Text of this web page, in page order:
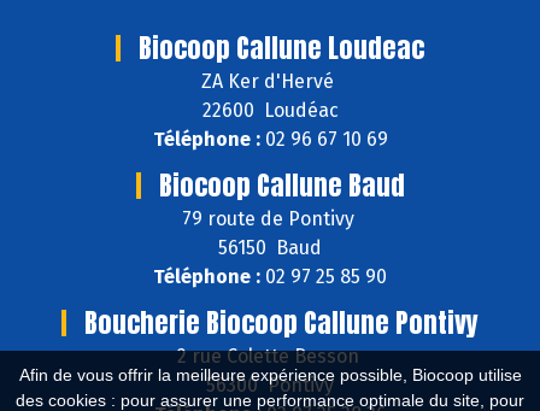
Afin de vous offrir la meilleure expérience possible, Biocoop utilise
des cookies : pour assurer une performance optimale du site, pour
Biocoop Callune Loudeac
ZA Ker d'Hervé
22600 Loudéac
Téléphone :02 96 67 10 69
Biocoop Callune Baud
79 route de Pontivy
56150 Baud
Téléphone : 02 97 25 85 90
Boucherie Biocoop Callune Pontivy
2 rue Colette Besson
56300 Pontivy